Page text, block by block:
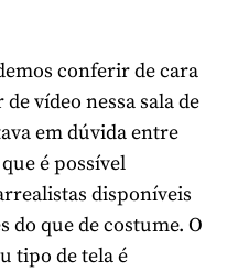
conferir de cara
vídeo nessa sala de
em dúvida entre
é possível
disponíveis
do que de costume. O
tipo de tela é